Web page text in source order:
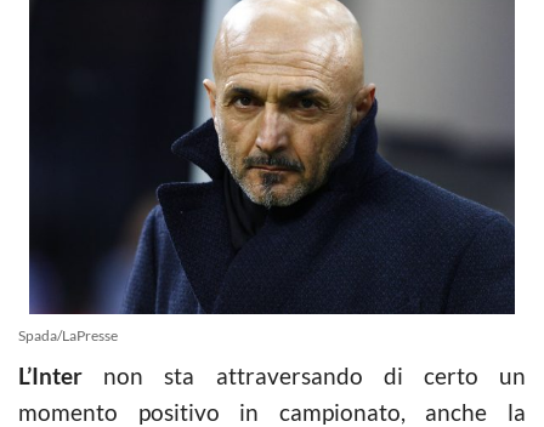
Spada/LaPresse
L’Inter non sta attraversando di certo un
momento positivo in campionato, anche la